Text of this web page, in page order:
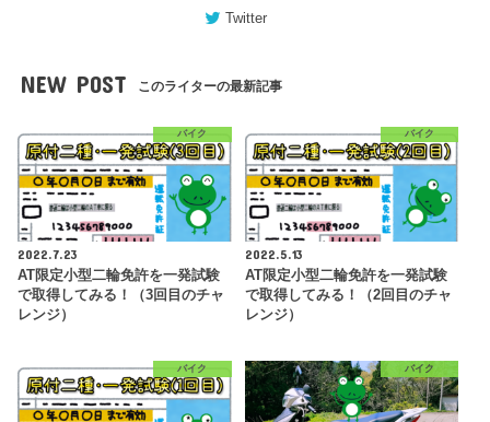
Twitter
NEW POST このライターの最新記事
バイク
2022.7.23
AT限定小型二輪免許を一発試験
で取得してみる！（3回目のチャ
レンジ）
バイク
2022.5.13
AT限定小型二輪免許を一発試験
で取得してみる！（2回目のチャ
レンジ）
バイク バイク